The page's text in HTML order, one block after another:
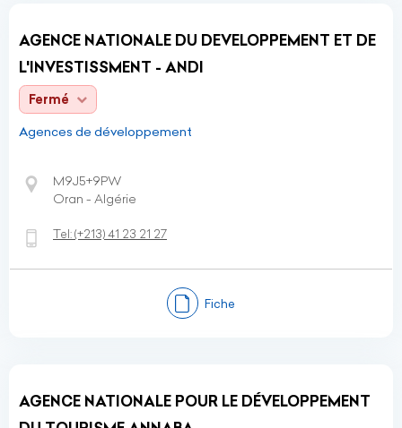
AGENCE NATIONALE DU DEVELOPPEMENT ET DE
L'INVESTISSMENT - ANDI
Fermé
Agences de développement
M9J5+9PW
Oran - Algérie
Tel:(+213)41 23 21 27
Fiche
AGENCE NATIONALE POUR LE DÉVELOPPEMENT